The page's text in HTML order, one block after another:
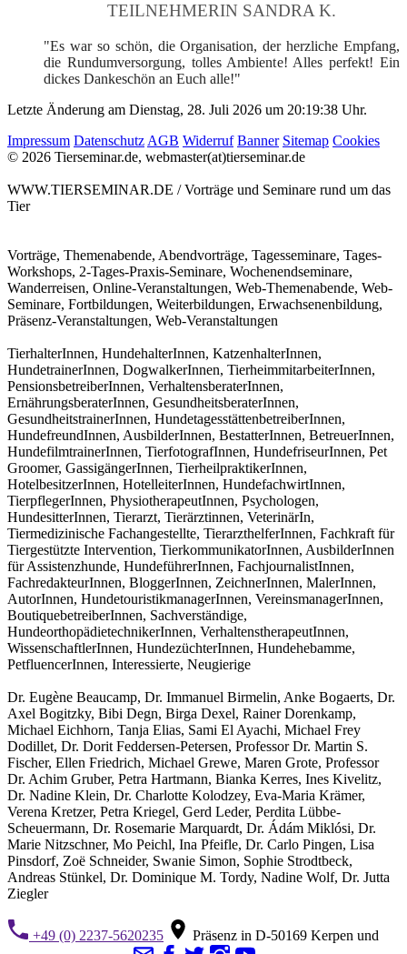
TEILNEHMERIN SANDRA K.
"Es war so schön, die Organisation, der herzliche Empfang,
die Rundumversorgung, tolles Ambiente! Alles perfekt! Ein
dickes Dankeschön an Euch alle!"
Letzte Änderung am Dienstag, 28. Juli 2026 um 20:19:38 Uhr.
Impressum DatenschutzAGB Widerruf Banner Sitemap Cookies
© 2026 Tierseminar.de, webmaster(at)tierseminar.de
WWW.TIERSEMINAR.DE / Vorträge und Seminare rund um das
Tier
Vorträge, Themenabende, Abendvorträge, Tagesseminare, Tages-
Workshops, 2-Tages-Praxis-Seminare, Wochenendseminare,
Wanderreisen, Online-Veranstaltungen, Web-Themenabende, Web-
Seminare, Fortbildungen, Weiterbildungen, Erwachsenenbildung,
Präsenz-Veranstaltungen, Web-Veranstaltungen
TierhalterInnen, HundehalterInnen, KatzenhalterInnen,
HundetrainerInnen, DogwalkerInnen, TierheimmitarbeiterInnen,
PensionsbetreiberInnen, VerhaltensberaterInnen,
ErnährungsberaterInnen, GesundheitsberaterInnen,
GesundheitstrainerInnen, HundetagesstättenbetreiberInnen,
HundefreundInnen, AusbilderInnen, BestatterInnen, BetreuerInnen,
HundefilmtrainerInnen, TierfotografInnen, HundefriseurInnen, Pet
Groomer, GassigängerInnen, TierheilpraktikerInnen,
HotelbesitzerInnen, HotelleiterInnen, HundefachwirtInnen,
TierpflegerInnen, PhysiotherapeutInnen, Psychologen,
HundesitterInnen, Tierarzt, Tierärztinnen, VeterinärIn,
Tiermedizinische Fachangestellte, TierarzthelferInnen, Fachkraft für
Tiergestützte Intervention, TierkommunikatorInnen, AusbilderInnen
für Assistenzhunde, HundeführerInnen, FachjournalistInnen,
FachredakteurInnen, BloggerInnen, ZeichnerInnen, MalerInnen,
AutorInnen, HundetouristikmanagerInnen, VereinsmanagerInnen,
BoutiquebetreiberInnen, Sachverständige,
HundeorthopädietechnikerInnen, VerhaltenstherapeutInnen,
WissenschaftlerInnen, HundezüchterInnen, Hundehebamme,
PetfluencerInnen, Interessierte, Neugierige
Dr. Eugène Beaucamp, Dr. Immanuel Birmelin, Anke Bogaerts, Dr.
Axel Bogitzky, Bibi Degn, Birga Dexel, Rainer Dorenkamp,
Michael Eichhorn, Tanja Elias, Sami El Ayachi, Michael Frey
Dodillet, Dr. Dorit Feddersen-Petersen, Professor Dr. Martin S.
Fischer, Ellen Friedrich, Michael Grewe, Maren Grote, Professor
Dr. Achim Gruber, Petra Hartmann, Bianka Kerres, Ines Kivelitz,
Dr. Nadine Klein, Dr. Charlotte Kolodzey, Eva-Maria Krämer,
Verena Kretzer, Petra Kriegel, Gerd Leder, Perdita Lübbe-
Scheuermann, Dr. Rosemarie Marquardt, Dr. Ádám Miklósi, Dr.
Marie Nitzschner, Mo Peichl, Ina Pfeifle, Dr. Carlo Pingen, Lisa
Pinsdorf, Zoë Schneider, Swanie Simon, Sophie Strodtbeck,
Andreas Stünkel, Dr. Dominique M. Tordy, Nadine Wolf, Dr. Jutta
Ziegler
+49 (0) 2237-5620235
Präsenz in D-50169 Kerpen und